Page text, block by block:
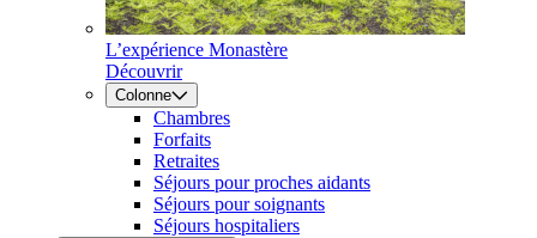
L’expérience Monastère
Découvrir
Colonne
Chambres
Forfaits
Retraites
Séjours pour proches aidants
Séjours pour soignants
Séjours hospitaliers